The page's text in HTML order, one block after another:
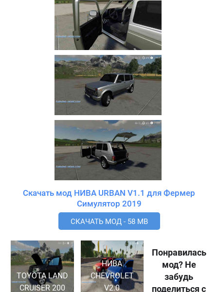
Скачать мод НИВА URBAN V1.1 для Фермер
Симулятор 2019
СКАЧАТЬ МОД - 58 MB
TOYOTA LAND
CRUISER 200
НИВА
CHEVROLET
V2.0
Понравилась
мод? Не
забудь
поделиться с